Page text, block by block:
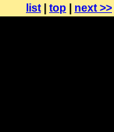
list top next >>